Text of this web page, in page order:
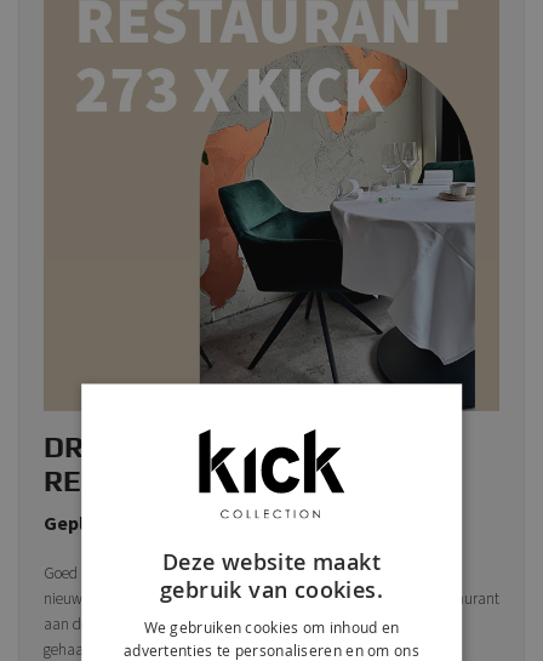
DRAAISTOEL TOM BIJ
RESTAURANT 273!
Geplaatst: Februari 25, 2025 Door:
Goed nieuws! Onze bestseller Draaistoel Tom heeft een geweldige
nieuwe plek gekregen: Restaurant 273 in Utrecht. Dit stijlvolle restaurant
aan de Oudegracht heeft maar liefst 22 van deze toppers in huis
gehaald, benieuwd hoe ze staan? Lees snel verder!
Deze website maakt
gebruik van cookies.
We gebruiken cookies om inhoud en
advertenties te personaliseren en om ons